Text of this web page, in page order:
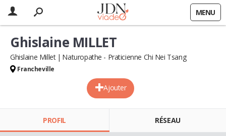
MENU
Ajouter
Ghislaine MILLET
Ghislaine Millet Naturopathe - Praticienne Chi Nei Tsang
Francheville
PROFIL RÉSEAU